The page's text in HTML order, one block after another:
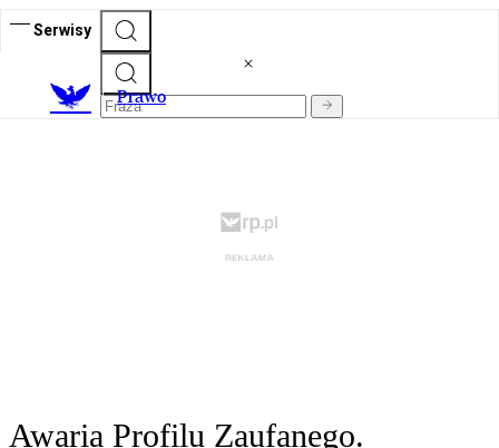
Serwisy
Prawo
Awaria Profilu Zaufanego.